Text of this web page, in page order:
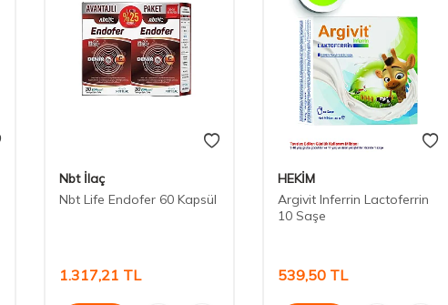
Nbt İlaç
Nbt Life Endofer 60 Kapsül
1.317,21 TL
HEKİM
Argivit Inferrin Lactoferrin
10 Saşe
539,50 TL